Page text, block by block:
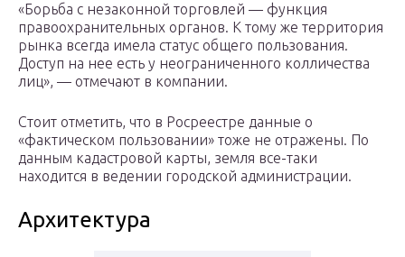
«Борьба с незаконной торговлей — функция
правоохранительных органов. К тому же территория
рынка всегда имела статус общего пользования.
Доступ на нее есть у неограниченного колличества
лиц», — отмечают в компании.
Стоит отметить, что в Росреестре данные о
«фактическом пользовании» тоже не отражены. По
данным кадастровой карты, земля все-таки
находится в ведении городской администрации.
Архитектура